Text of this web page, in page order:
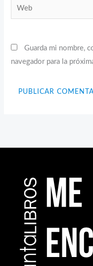
Web
Guarda mi nombre,
navegador para la